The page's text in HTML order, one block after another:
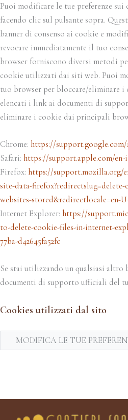
Puoi modificare le tue preferenze
facendo clic sul pulsante sopra.
banner di consenso ai cookie e
revocare immediatamente il tuo
browser forniscono diversi metodi
cookie utilizzati dai siti web. Puoi
tuo browser per bloccare/eliminare i
elencati i link ai documenti di
eliminare i cookie dai principali
Chrome: https://support.google.com/
Safari: https://support.apple.com/en-
Firefox: https://support.mozilla.org/
site-data-
websites-stored&redirectlocale=en-
Internet Explorer: https://
to-delete-cookie-files-in-internet-
77ba-d42645fa52fc
Se stai utilizzando un qualsiasi altro
documenti di supporto ufficiali del
Cookies utilizzati dal sito
MODIFICA LE TUE